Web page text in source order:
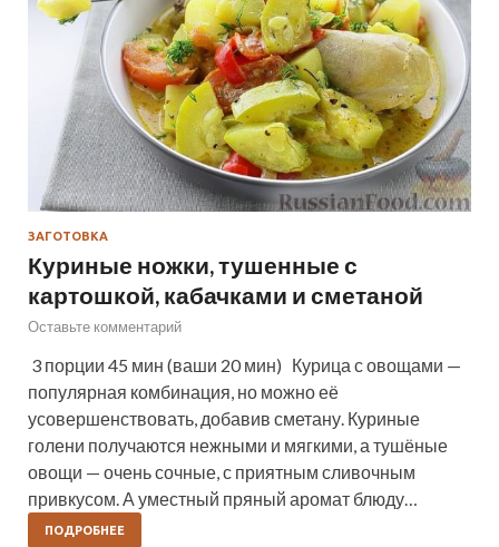
ЗАГОТОВКА
Куриные ножки, тушенные с
картошкой, кабачками и сметаной
Оставьте комментарий
3 порции 45 мин (ваши 20 мин) Курица с овощами —
популярная комбинация, но можно её
усовершенствовать, добавив сметану. Куриные
голени получаются нежными и мягкими, а тушёные
овощи — очень сочные, с приятным сливочным
привкусом. А уместный пряный аромат блюду…
ПОДРОБНЕЕ